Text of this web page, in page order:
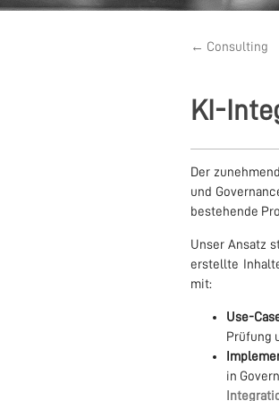
← Consulting
KI-
Der
und
bestehende
Unser Ansatz
erstellte
mit:
Use-
Prüfung
in